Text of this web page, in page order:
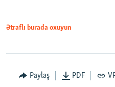
Auto 240p
Ətraflı burada oxuyun
Paylaş PDF